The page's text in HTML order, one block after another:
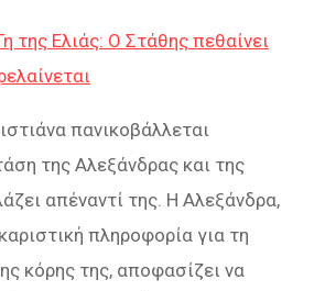
της Ελιάς: Ο Στάθης πεθαίνει
πανικοβάλλεται
της Αλεξάνδρας και της
απέναντί της. Η Αλεξάνδρα,
πληροφορία για τη
κόρης της, αποφασίζει να